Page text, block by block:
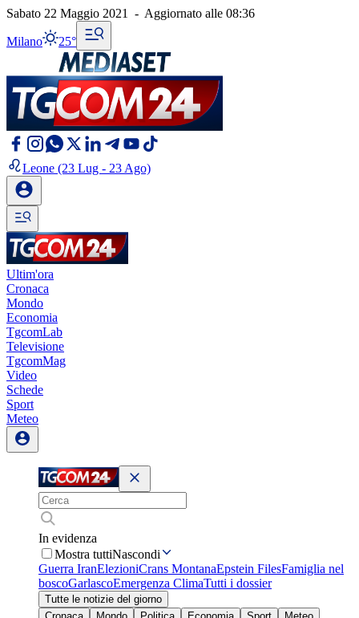
Sabato 22 Maggio 2021 - Aggiornato alle 08:36
Milano 25°
Leone (23 Lug - 23 Ago)
Ultim'ora
Cronaca
Mondo
Economia
TgcomLab
Televisione
TgcomMag
Video
Schede
Sport
Meteo
In evidenza
Mostra tuttiNascondi
Guerra IranElezioniCrans MontanaEpstein FilesFamiglia nel
boscoGarlascoEmergenza ClimaTutti i dossier
Tutte le notizie del giorno